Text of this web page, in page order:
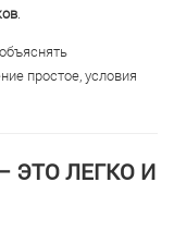
простое, условия
ЭТО ЛЕГКО И